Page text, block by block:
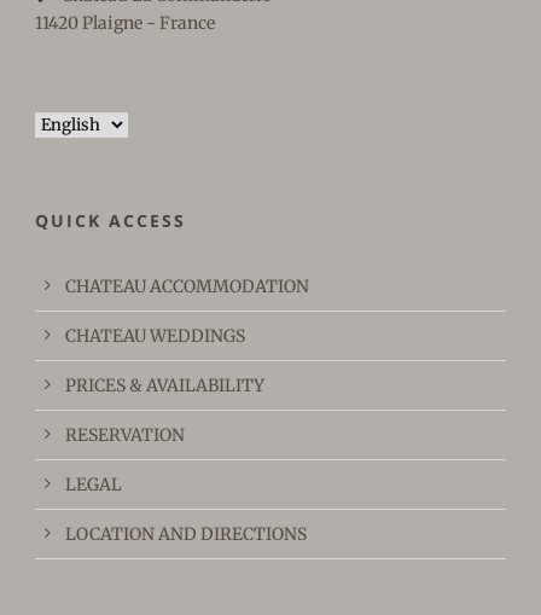
11420 Plaigne - France
Choose
QUICK ACCESS
CHATEAU ACCOMMODATION
CHATEAU WEDDINGS
PRICES & AVAILABILITY
RESERVATION
LEGAL
LOCATION AND DIRECTIONS